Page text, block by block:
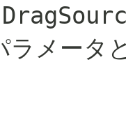
ラメータ